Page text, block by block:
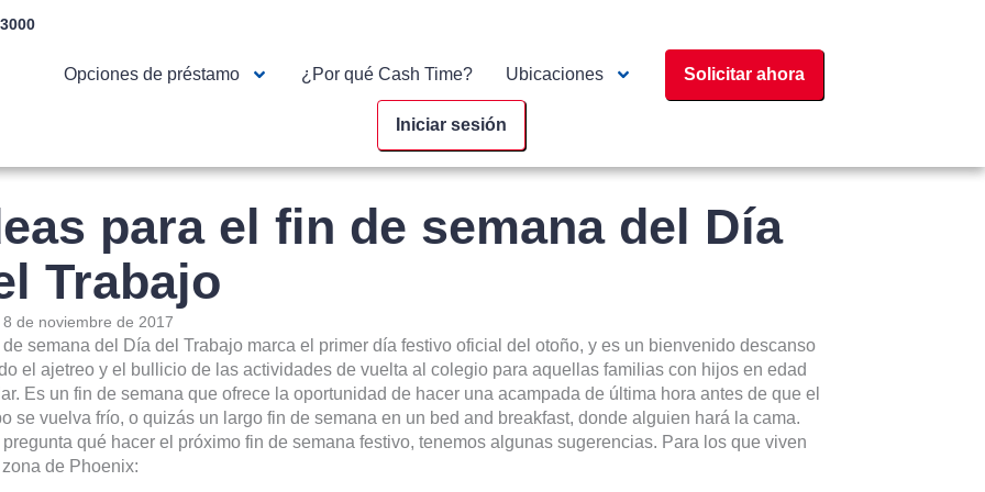
Opciones de préstamo ¿Por qué Cash Time? Ubicaciones Solicitar ahora
Iniciar sesión
para el fin de semana del Día
Trabajo
8 de noviembre de 2017
de semana del Día del Trabajo marca el primer día festivo oficial del otoño, y es un bienvenido descanso
el ajetreo y el bullicio de las actividades de vuelta al colegio para aquellas familias con hijos en edad
Es un fin de semana que ofrece la oportunidad de hacer una acampada de última hora antes de que el
se vuelva frío, o quizás un largo fin de semana en un bed and breakfast, donde alguien hará la cama.
pregunta qué hacer el próximo fin de semana festivo, tenemos algunas sugerencias. Para los que viven
de Phoenix: